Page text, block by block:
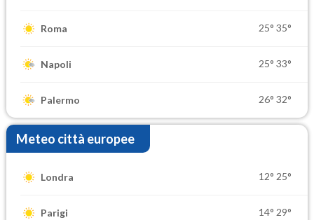
Roma 25° 35°
Napoli 25° 33°
Palermo 26° 32°
Meteo città europee
Londra 12° 25°
Parigi 14° 29°